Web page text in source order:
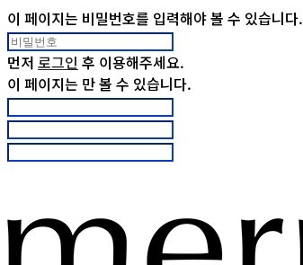
이 페이지는 비밀번호를 입력해야 볼 수 있습니다.
먼저 로그인 후 이용해주세요.
이 페이지는 만 볼 수 있습니다.